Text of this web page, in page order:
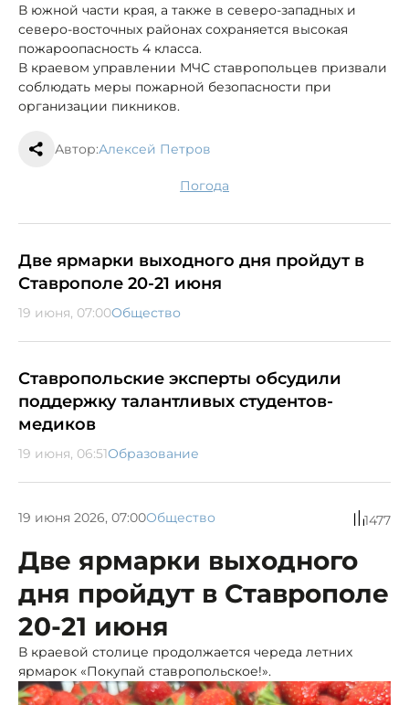
В южной части края, а также в северо-западных и
северо-восточных районах сохраняется высокая
пожароопасность 4 класса.
В краевом управлении МЧС ставропольцев призвали
соблюдать меры пожарной безопасности при
организации пикников.
Автор:Алексей Петров
погода
Две ярмарки выходного дня пройдут в
Ставрополе 20-21 июня
19 июня, 07:00Общество
Ставропольские эксперты обсудили
поддержку талантливых студентов-
медиков
19 июня, 06:51Образование
19 июня 2026, 07:00Общество 1477
Две ярмарки выходного
дня пройдут в Ставрополе
20-21 июня
В краевой столице продолжается череда летних
ярмарок «Покупай ставропольское!».